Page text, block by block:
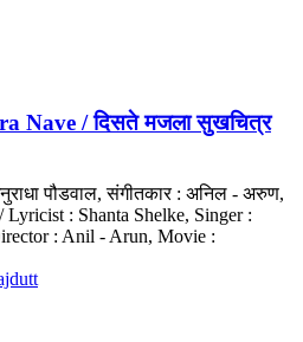
Nave / दिसते मजला सुखचित्र
पौडवाल, संगीतकार : अनिल - अरुण,
: Shanta Shelke, Singer :
: Anil - Arun, Movie :